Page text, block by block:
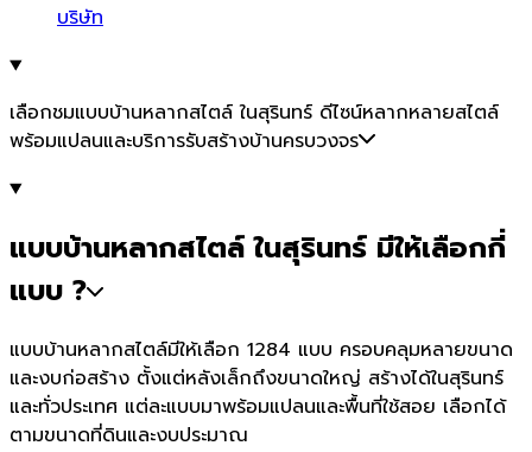
บริษัท
เลือกชมแบบบ้านหลากสไตล์ ในสุรินทร์ ดีไซน์หลากหลายสไตล์
พร้อมแปลนและบริการรับสร้างบ้านครบวงจร
แบบบ้านหลากสไตล์ ในสุรินทร์ มีให้เลือกกี่
แบบ ?
แบบบ้านหลากสไตล์มีให้เลือก 1284 แบบ ครอบคลุมหลายขนาด
และงบก่อสร้าง ตั้งแต่หลังเล็กถึงขนาดใหญ่ สร้างได้ในสุรินทร์
และทั่วประเทศ แต่ละแบบมาพร้อมแปลนและพื้นที่ใช้สอย เลือกได้
ตามขนาดที่ดินและงบประมาณ